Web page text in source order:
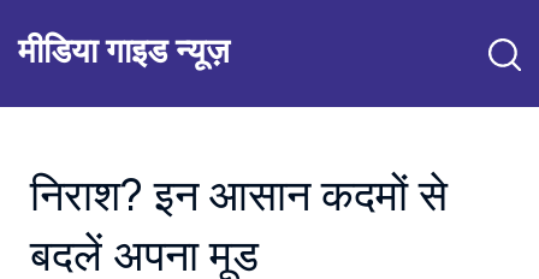
मीडिया गाइड न्यूज़
निराश? इन आसान कदमों से
बदलें अपना मूड